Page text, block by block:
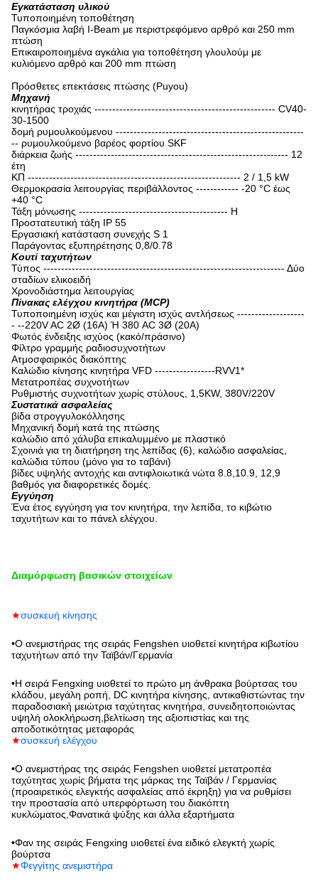
Εγκατάσταση υλικού
Τυποποιημένη τοποθέτηση
Παγκόσμια λαβή I-Beam με περιστρεφόμενο αρθρό και 250 mm
πτώση
Επικαιροποιημένα αγκάλια για τοποθέτηση γλουλούμ με
κυλιόμενο αρθρό και 200 mm πτώση
Πρόσθετες επεκτάσεις πτώσης (Puyou)
Μηχανή
κινητήρας τροχιάς --------------------------------------------------- CV40-
30-1500
δομή ρυμουλκούμενου -----------------------------------------------------
-- ρυμουλκούμενο βαρέος φορτίου SKF
διάρκεια ζωής ------------------------------------------------------------ 12
έτη
ΚΠ ------------------------------------------------------------ 2 / 1,5 kW
Θερμοκρασία λειτουργίας περιβάλλοντος ------------ -20 °C έως
+40 °C
Τάξη μόνωσης ------------------------------------------ H
Προστατευτική τάξη IP 55
Εργασιακή κατάσταση συνεχής S 1
Παράγοντας εξυπηρέτησης 0,8/0.78
Κουτί ταχυτήτων
Τύπος -------------------------------------------------------------------- Δύο
σταδίων ελικοειδή
Χρονοδιάστημα λειτουργίας
Πίνακας ελέγχου κινητήρα (MCP)
Τυποποιημένη ισχύς και μέγιστη ισχύς αντλήσεως -------------------
- --220V AC 2Ø (16A) Ή 380 AC 3Ø (20A)
Φωτός ένδειξης ισχύος (κακό/πράσινο)
Φίλτρο γραμμής ραδιοσυχνοτήτων
Ατμοσφαιρικός διακόπτης
Καλώδιο κίνησης κινητήρα VFD -----------------RVV1*
Μετατροπέας συχνοτήτων
Ρυθμιστής συχνοτήτων χωρίς στύλους, 1,5KW, 380V/220V
Συστατικά ασφαλείας
βίδα στρογγυλοκόλλησης
Μηχανική δομή κατά της πτώσης
καλώδιο από χάλυβα επικαλυμμένο με πλαστικό
Σχοινιά για τη διατήρηση της λεπίδας (6), καλώδιο ασφαλείας,
καλώδια τύπου (μόνο για το ταβάνι)
βίδες υψηλής αντοχής και αντιφλοιωτικά νώτα 8.8,10.9, 12,9
βαθμός για διαφορετικές δομές.
Εγγύηση
Ένα έτος εγγύηση για τον κινητήρα, την λεπίδα, το κιβώτιο
ταχυτήτων και το πάνελ ελέγχου.
Διαμόρφωση βασικών στοιχείων
★συσκευή κίνησης
•Ο ανεμιστήρας της σειράς Fengshen υιοθετεί κινητήρα κιβωτίου
ταχυτήτων από την Ταϊβάν/Γερμανία
•Η σειρά Fengxing υιοθετεί το πρώτο μη άνθρακα βούρτσας του
κλάδου, μεγάλη ροπή, DC κινητήρα κίνησης, αντικαθιστώντας την
παραδοσιακή μειώτρια ταχύτητας κινητήρα, συνειδητοποιώντας
υψηλή ολοκλήρωση,βελτίωση της αξιοπιστίας και της
αποδοτικότητας μεταφοράς
★συσκευή ελέγχου
•Ο ανεμιστήρας της σειράς Fengshen υιοθετεί μετατροπέα
ταχύτητας χωρίς βήματα της μάρκας της Ταϊβάν / Γερμανίας
(προαιρετικός ελεγκτής ασφαλείας από έκρηξη) για να ρυθμίσει
την προστασία από υπερφόρτωση του διακόπτη
κυκλώματος,Φανατικά ψύξης και άλλα εξαρτήματα
•Φαν της σειράς Fengxing υιοθετεί ένα ειδικό ελεγκτή χωρίς
βούρτσα
★Φεγγίτης ανεμιστήρα